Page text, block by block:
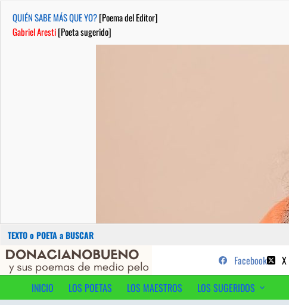
QUIÉN SABE MÁS QUE YO?[Poema del Editor]
Gabriel Aresti[Poeta sugerido]
Buscar:
Saltar
contenido
...sus poemas de medio pelo y
Facebook
INICIO
LOS POETAS LOS MAESTROS LOS SUGERIDOS